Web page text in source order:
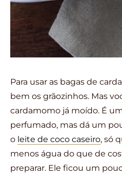
Para usar as bagas de
bem os grãozinhos. Mas
cardamomo já moído. É
perfumado, mas dá um
o leite de coco caseiro, só
menos água do que de
preparar. Ele ficou um